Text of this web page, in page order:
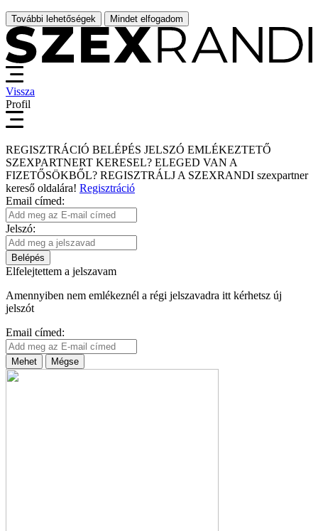
További lehetőségek Mindet elfogadom
Vissza
Profil
REGISZTRÁCIÓ BELÉPÉS JELSZÓ EMLÉKEZTETŐ
SZEXPARTNERT KERESEL? ELEGED VAN A
FIZETŐSÖKBŐL? REGISZTRÁLJ A SZEXRANDI szexpartner
kereső oldalára! Regisztráció
Email címed:
Jelszó:
Belépés
Elfelejtettem a jelszavam
Amennyiben nem emlékeznél a régi jelszavadra itt kérhetsz új
jelszót
Email címed:
Mehet Mégse